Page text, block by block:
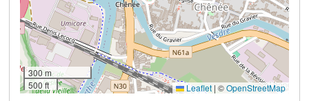
300 m
500 ft
Leaflet | ©OpenStreetMap